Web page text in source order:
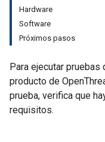
Hardware
Software
Próximos pasos
Para ejecutar
producto de
prueba, verifica que
requisitos.